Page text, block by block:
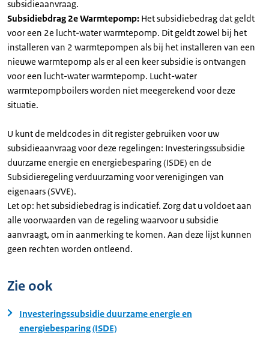
subsidieaanvraag.
Subsidiebdrag 2e Warmtepomp: Het subsidiebedrag dat geldt
voor een 2e lucht-water warmtepomp. Dit geldt zowel bij het
installeren van 2 warmtepompen als bij het installeren van een
nieuwe warmtepomp als er al een keer subsidie is ontvangen
voor een lucht-water warmtepomp. Lucht-water
warmtepompboilers worden niet meegerekend voor deze
situatie.
U kunt de meldcodes in dit register gebruiken voor uw
subsidieaanvraag voor deze regelingen: Investeringssubsidie
duurzame energie en energiebesparing (ISDE) en de
Subsidieregeling verduurzaming voor verenigingen van
eigenaars (SVVE).
Let op: het subsidiebedrag is indicatief. Zorg dat u voldoet aan
alle voorwaarden van de regeling waarvoor u subsidie
aanvraagt, om in aanmerking te komen. Aan deze lijst kunnen
geen rechten worden ontleend.
Zie ook
Investeringssubsidie duurzame energie en
energiebesparing (ISDE)